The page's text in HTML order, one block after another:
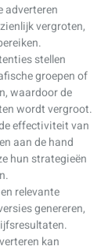
adverteren
vergroten,
stellen
groepen of
waardoor de
wordt vergroot.
effectiviteit van
aan de hand
hun strategieën
relevante
genereren,
kan